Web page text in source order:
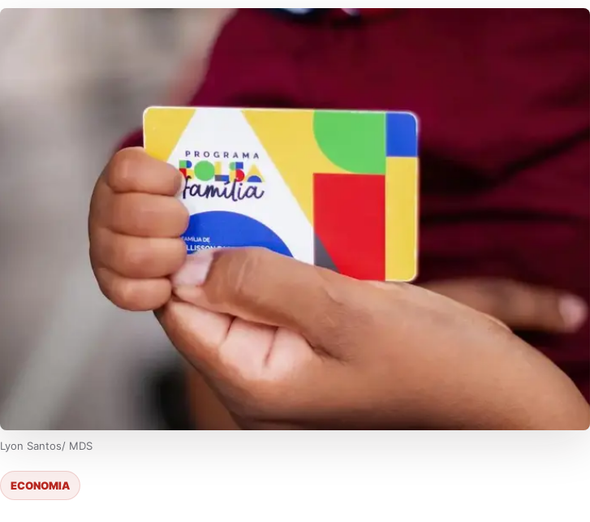
Lyon Santos/ MDS
ECONOMIA